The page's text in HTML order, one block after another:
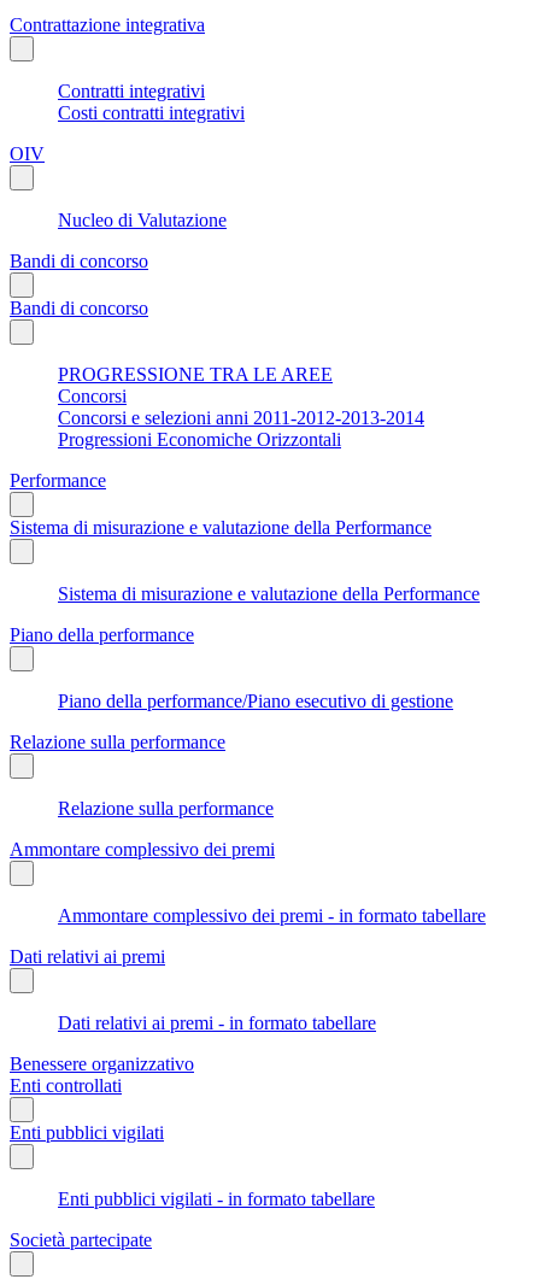
Contrattazione integrativa
Contratti integrativi
Costi contratti integrativi
OIV
Nucleo di Valutazione
Bandi di concorso
Bandi di concorso
PROGRESSIONE TRA LE AREE
Concorsi
Concorsi e selezioni anni 2011-2012-2013-2014
Progressioni Economiche Orizzontali
Performance
Sistema di misurazione e valutazione della Performance
Sistema di misurazione e valutazione della Performance
Piano della performance
Piano della performance/Piano esecutivo di gestione
Relazione sulla performance
Relazione sulla performance
Ammontare complessivo dei premi
Ammontare complessivo dei premi - in formato tabellare
Dati relativi ai premi
Dati relativi ai premi - in formato tabellare
Benessere organizzativo
Enti controllati
Enti pubblici vigilati
Enti pubblici vigilati - in formato tabellare
Società partecipate